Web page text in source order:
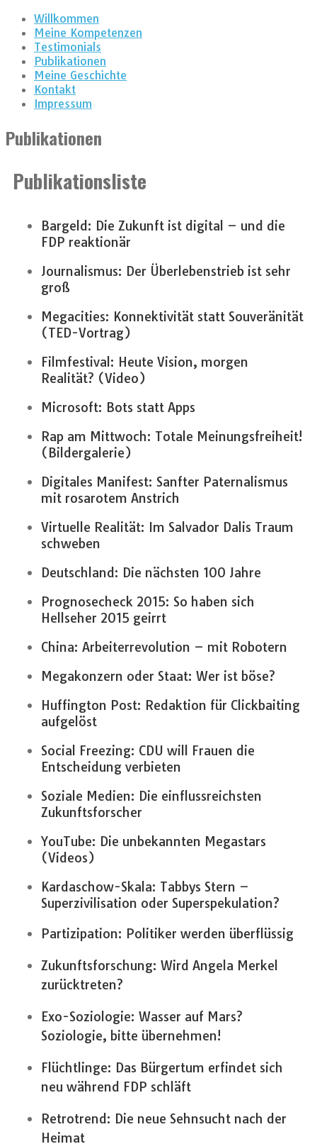
Willkommen
Meine Kompetenzen
Testimonials
Publikationen
Meine Geschichte
Kontakt
Impressum
Publikationen
Publikationsliste
Bargeld: Die Zukunft ist digital – und die
FDP reaktionär
Journalismus: Der Überlebenstrieb ist sehr
groß
Megacities: Konnektivität statt Souveränität
(TED-Vortrag)
Filmfestival: Heute Vision, morgen
Realität? (Video)
Microsoft: Bots statt Apps
Rap am Mittwoch: Totale Meinungsfreiheit!
(Bildergalerie)
Digitales Manifest: Sanfter Paternalismus
mit rosarotem Anstrich
Virtuelle Realität: Im Salvador Dalis Traum
schweben
Deutschland: Die nächsten 100 Jahre
Prognosecheck 2015: So haben sich
Hellseher 2015 geirrt
China: Arbeiterrevolution – mit Robotern
Megakonzern oder Staat: Wer ist böse?
Huffington Post: Redaktion für Clickbaiting
aufgelöst
Social Freezing: CDU will Frauen die
Entscheidung verbieten
Soziale Medien: Die einflussreichsten
Zukunftsforscher
YouTube: Die unbekannten Megastars
(Videos)
Kardaschow-Skala: Tabbys Stern –
Superzivilisation oder Superspekulation?
Partizipation: Politiker werden überflüssig
Zukunftsforschung: Wird Angela Merkel
zurücktreten?
Exo-Soziologie: Wasser auf Mars?
Soziologie, bitte übernehmen!
Flüchtlinge: Das Bürgertum erfindet sich
neu während FDP schläft
Retrotrend: Die neue Sehnsucht nach der
Heimat